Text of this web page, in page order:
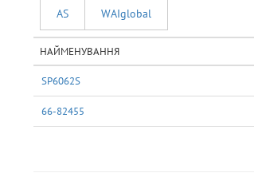
AS WAIglobal
НАЙМЕНУВАННЯ
SP6062S
66-82455